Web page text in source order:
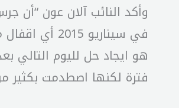
وأكد النائب آلان عون “أن
في
هو ايجاد حل لليوم التالي
فترة لكنها اصطدمت بكثير